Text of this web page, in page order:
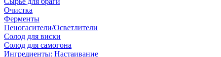
Очистка
Ферменты
Пеногасители/Осветлители
Солод для виски
Солод для самогона
Ингредиенты: Настаивание